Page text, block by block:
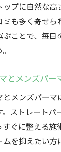
プに自然な高
ミも多く寄せら
ぶことで、毎日
とメンズパー
とメンズパーマ
ストレートパ
ぐに整える施
を抑えたい方